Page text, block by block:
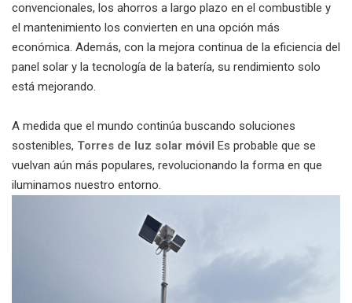
convencionales, los ahorros a largo plazo en el combustible y
el mantenimiento los convierten en una opción más
económica. Además, con la mejora continua de la eficiencia del
panel solar y la tecnología de la batería, su rendimiento solo
está mejorando.
A medida que el mundo continúa buscando soluciones
sostenibles, Torres de luz solar móvil Es probable que se
vuelvan aún más populares, revolucionando la forma en que
iluminamos nuestro entorno.